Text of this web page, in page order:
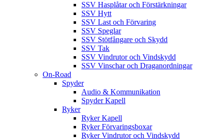
SSV Hasplåtar och Förstärkningar
SSV Hytt
SSV Last och Förvaring
SSV Speglar
SSV Stötfångare och Skydd
SSV Tak
SSV Vindrutor och Vindskydd
SSV Vinschar och Draganordningar
On-Road
Spyder
Audio & Kommunikation
Spyder Kapell
Ryker
Ryker Kapell
Ryker Förvaringsboxar
Ryker Vindrutor och Vindskydd